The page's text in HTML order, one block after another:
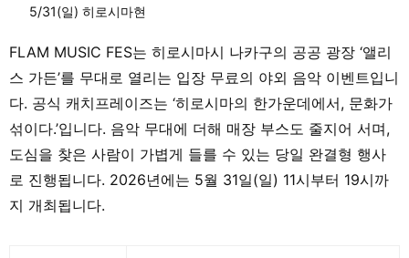
5/31(일) 히로시마현
FLAM MUSIC FES는 히로시마시 나카구의 공공 광장 ‘앨리
스 가든’를 무대로 열리는 입장 무료의 야외 음악 이벤트입니
다. 공식 캐치프레이즈는 ‘히로시마의 한가운데에서, 문화가
섞이다.’입니다. 음악 무대에 더해 매장 부스도 줄지어 서며,
도심을 찾은 사람이 가볍게 들를 수 있는 당일 완결형 행사
로 진행됩니다. 2026년에는 5월 31일(일) 11시부터 19시까
지 개최됩니다.